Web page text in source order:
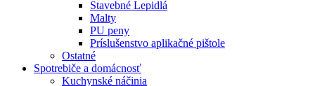
Stavebné Lepidlá
Malty
PU peny
Príslušenstvo aplikačné pištole
Ostatné
Spotrebiče a domácnosť
Kuchynské náčinia